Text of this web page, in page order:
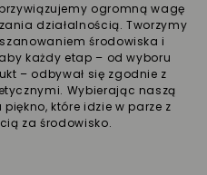
ogromną wagę
działalnością. Tworzymy
środowiska i
każdy etap – od wyboru
– odbywał się zgodnie z
Wybierając naszą
które idzie w parze z
za środowisko.